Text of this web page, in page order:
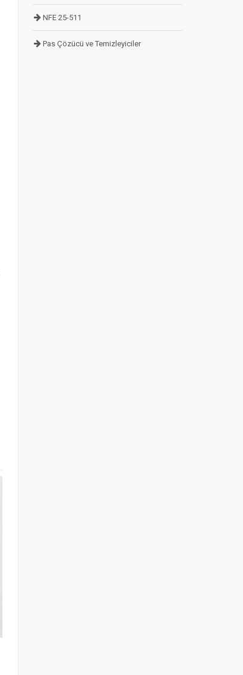
NFE 25-511
Pas Çözücü ve Temizleyiciler